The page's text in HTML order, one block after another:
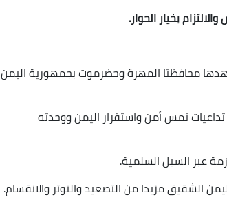
بخيار الحوار.
تشهدها محافظتا المهرة وحضرموت بجمهورية اليمن
تداعيات تمس أمن واستقرار اليمن ووحدته
عبر السبل السلمية.
الشقيق مزيدا من التصعيد والتوتر والانقسام.